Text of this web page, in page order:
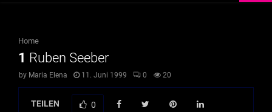
Home
1 Ruben Seeber
by Maria Elena 11. Juni 1999 0 20
TEILEN 0